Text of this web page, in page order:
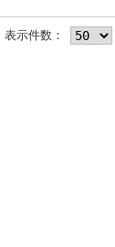
表示件数：